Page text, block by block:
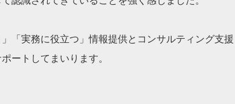
「実務に役立つ」情報提供とコンサルティング支援
ートしてまいります。